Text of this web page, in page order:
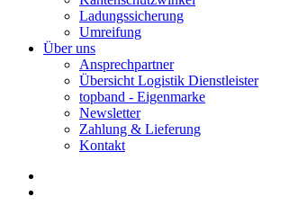
Ladungssicherung
Umreifung
Über uns
Ansprechpartner
Übersicht Logistik Dienstleister
topband - Eigenmarke
Newsletter
Zahlung & Lieferung
Kontakt